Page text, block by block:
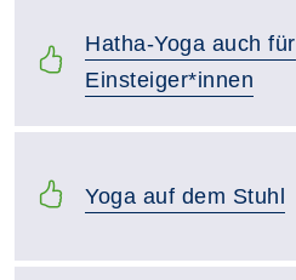
Hatha-Yoga auch für
Einsteiger*innen
Yoga auf dem Stuhl